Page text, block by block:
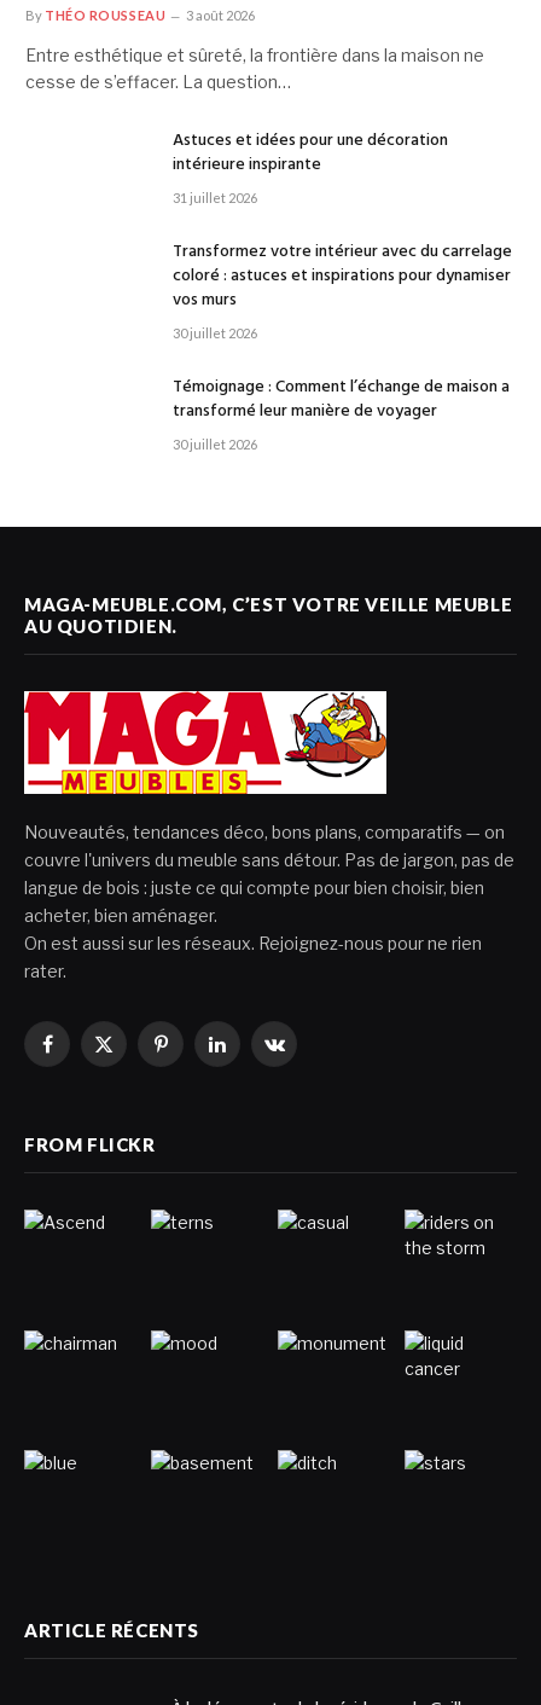
By THÉO ROUSSEAU 3 août 2026
Entre esthétique et sûreté, la frontière dans la maison ne
cesse de s’effacer. La question…
Astuces et idées pour une décoration
intérieure inspirante
31 juillet 2026
Transformez votre intérieur avec du carrelage
coloré : astuces et inspirations pour dynamiser
vos murs
30 juillet 2026
Témoignage : Comment l’échange de maison a
transformé leur manière de voyager
30 juillet 2026
MAGA-MEUBLE.COM, C’EST VOTRE VEILLE MEUBLE
AU QUOTIDIEN.
Nouveautés, tendances déco, bons plans, comparatifs — on
couvre l'univers du meuble sans détour. Pas de jargon, pas de
langue de bois : juste ce qui compte pour bien choisir, bien
acheter, bien aménager.
On est aussi sur les réseaux. Rejoignez-nous pour ne rien
rater.
Facebook
X
PinterestLinkedInVKontakte
FROM FLICKR
ARTICLE RÉCENTS